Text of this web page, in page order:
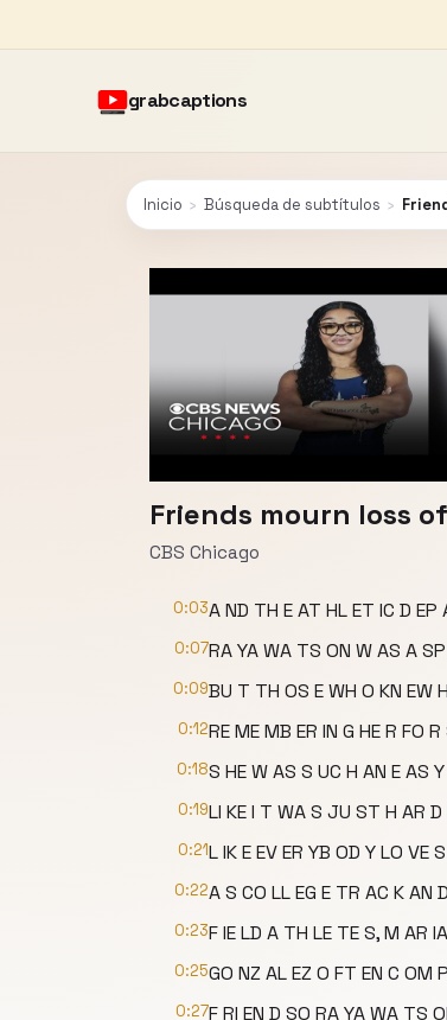
grabcaptions
Inicio › Búsqueda de subtítulos ›
Friends mourn loss
CBS Chicago
0:03A ND TH E AT HL ET IC D
0:07RA YA WA TS ON W AS A
0:09BU T TH OS E WH O KN EW
0:12RE ME MB ER IN G HE R FO
0:18S HE W AS S UC H AN E AS
0:19LI KE I T WA S JU ST H AR
0:21L IK E EV ER YB OD Y LO VE
0:22A S CO LL EG E TR AC K AN
0:23F IE LD A TH LE TE S, M AR
0:25GO NZ AL EZ O FT EN C OM
0:27F RI EN D SO RA YA WA TS